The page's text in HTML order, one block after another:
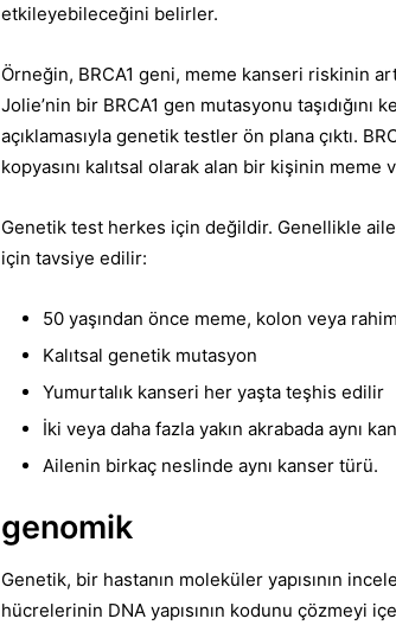
etkileyebileceğini belirler.
Örneğin, BRCA1 geni, meme kanseri riskinin
Jolie’nin bir BRCA1 gen mutasyonu
açıklamasıyla genetik testler ön plana çıktı.
kopyasını kalıtsal olarak alan bir kişinin
Genetik test herkes için değildir. Genellikle
için tavsiye edilir:
50 yaşından önce meme, kolon veya
Kalıtsal genetik mutasyon
Yumurtalık kanseri her yaşta teşhis edilir
İki veya daha fazla yakın akrabada aynı
Ailenin birkaç neslinde aynı kanser türü.
genomik
Genetik, bir hastanın moleküler yapısının
hücrelerinin DNA yapısının kodunu çözmeyi